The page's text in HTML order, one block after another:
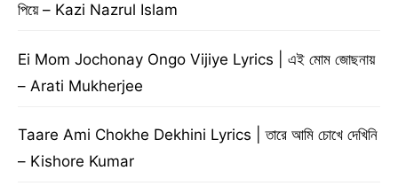
পিয়ে – Kazi Nazrul Islam
Ei Mom Jochonay Ongo Vijiye Lyrics | এই মোম জোছনায়
– Arati Mukherjee
Taare Ami Chokhe Dekhini Lyrics | তারে আমি চোখে দেখিনি
– Kishore Kumar